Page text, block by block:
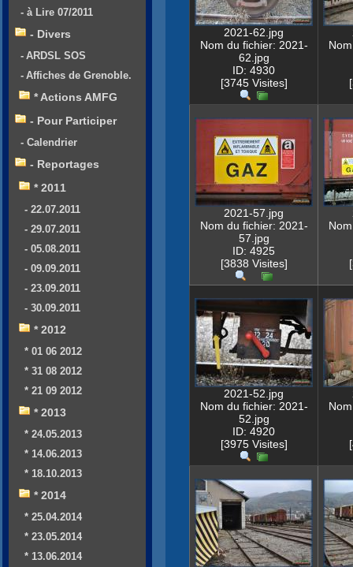
2021-62.jpg
Nom du fichier: 2021-
62.jpg
ID: 4930
[3745 Visites]
2021-57.jpg
Nom du fichier: 2021-
57.jpg
ID: 4925
[3838 Visites]
2021-52.jpg
Nom du fichier: 2021-
52.jpg
ID: 4920
[3975 Visites]
- à Lire 07/2011
- Divers
- ARDSL SOS
- Affiches de Grenoble.
* Actions AMFG
- Pour Participer
- Calendrier
- Reportages
* 2011
- 22.07.2011
- 29.07.2011
- 05.08.2011
- 09.09.2011
- 23.09.2011
- 30.09.2011
* 2012
* 01 06 2012
* 31 08 2012
* 21 09 2012
* 2013
* 24.05.2013
* 14.06.2013
* 18.10.2013
* 2014
* 25.04.2014
* 23.05.2014
* 13.06.2014